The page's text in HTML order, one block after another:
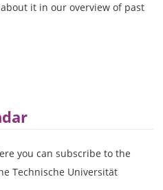
it in our overview of past
you can subscribe to the
Technische Universität